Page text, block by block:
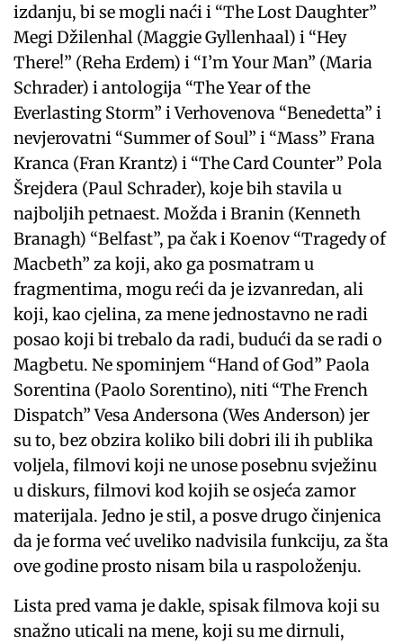
izdanju, bi se mogli naći i “The Lost Daughter”
Megi Džilenhal (Maggie Gyllenhaal) i “Hey
There!” (Reha Erdem) i “I’m Your Man” (Maria
Schrader) i antologija “The Year of the
Everlasting Storm” i Verhovenova “Benedetta” i
nevjerovatni “Summer of Soul” i “Mass” Frana
Kranca (Fran Krantz) i “The Card Counter” Pola
Šrejdera (Paul Schrader), koje bih stavila u
najboljih petnaest. Možda i Branin (Kenneth
Branagh) “Belfast”, pa čak i Koenov “Tragedy of
Macbeth” za koji, ako ga posmatram u
fragmentima, mogu reći da je izvanredan, ali
koji, kao cjelina, za mene jednostavno ne radi
posao koji bi trebalo da radi, budući da se radi o
Magbetu. Ne spominjem “Hand of God” Paola
Sorentina (Paolo Sorentino), niti “The French
Dispatch” Vesa Andersona (Wes Anderson) jer
su to, bez obzira koliko bili dobri ili ih publika
voljela, filmovi koji ne unose posebnu svježinu
u diskurs, filmovi kod kojih se osjeća zamor
materijala. Jedno je stil, a posve drugo činjenica
da je forma već uveliko nadvisila funkciju, za šta
ove godine prosto nisam bila u raspoloženju.
Lista pred vama je dakle, spisak filmova koji su
snažno uticali na mene, koji su me dirnuli,